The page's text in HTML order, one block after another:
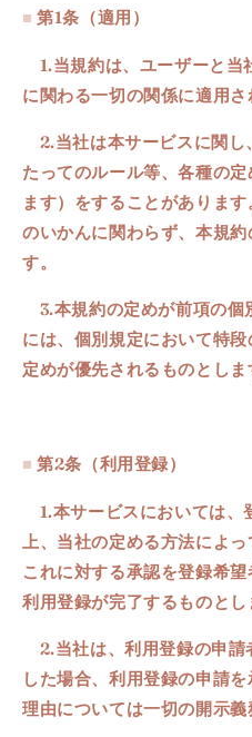
■第1条（適用）
1.当規約は、ユーザーと当
に関わる一切の関係に適用さ
2.当社は本サービスに関
たってのルール等、各種の
ます）をすることがあります
のいかんに関わらず、本規
す。
3.本規約の定めが前項の
には、個別規定において特
定めが優先されるものとしま
■第2条（利用登録）
1.本サービスにおいては
上、当社の定める方法によ
これに対する承認を登録希望
利用登録が完了するものとし
2.当社は、利用登録の申
した場合、利用登録の申請
理由については一切の開示義